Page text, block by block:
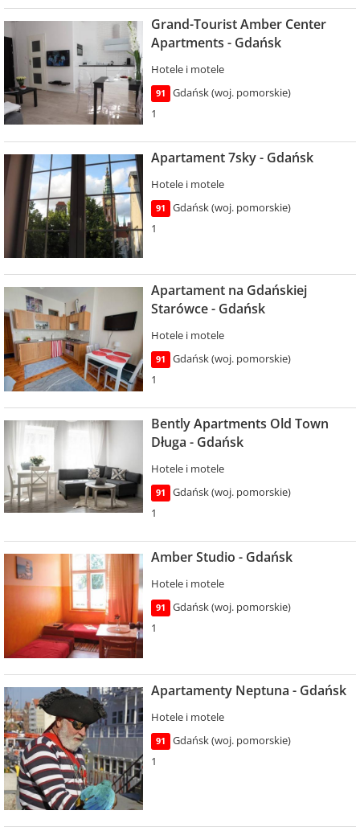
Grand-Tourist Amber Center
Apartments - Gdańsk
Hotele i motele
91
Gdańsk (woj. pomorskie)
1
Apartament 7sky - Gdańsk
Hotele i motele
91
Gdańsk (woj. pomorskie)
1
Apartament na Gdańskiej
Starówce - Gdańsk
Hotele i motele
91
Gdańsk (woj. pomorskie)
1
Bently Apartments Old Town
Długa - Gdańsk
Hotele i motele
91
Gdańsk (woj. pomorskie)
1
Amber Studio - Gdańsk
Hotele i motele
91
Gdańsk (woj. pomorskie)
1
Apartamenty Neptuna - Gdańsk
Hotele i motele
91
Gdańsk (woj. pomorskie)
1